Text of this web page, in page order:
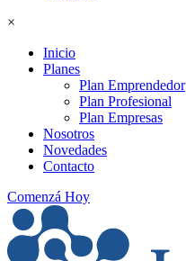
×
Inicio
Planes
Plan Emprendedor
Plan Profesional
Plan Empresas
Nosotros
Novedades
Contacto
Comenzá Hoy